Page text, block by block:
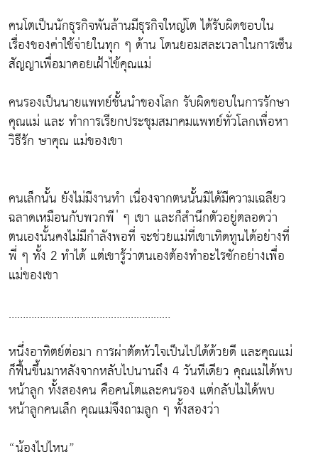
คนโตเป็นนักธุรกิจพันล้านมีธุรกิจใหญ่โต ได้รับผิดชอบใน
เรื่องของค่าใช้จ่ายในทุก ๆ ด้าน โดนยอมสละเวลาในการเซ็น
สัญญาเพื่อมาคอยเฝ้าไข้คุณแม่
คนรองเป็นนายแพทย์ชั้นนำของโลก รับผิดชอบในการรักษา
คุณแม่ และ ทำการเรียกประชุมสมาคมแพทย์ทั่วโลกเพื่อหา
วิธีรัก ษาคุณ แม่ของเขา
คนเล็กนั้น ยังไม่มีงานทำ เนื่องจากตนนั้นมิได้มีความเฉลียว
ฉลาดเหมือนกับพวกพี ่ ๆ เขา และก็สำนึกตัวอยู่ตลอดว่า
ตนเองนั้นคงไม่มีกำลังพอที่ จะช่วยแม่ที่เขาเทิดทูนได้อย่างที่
พี่ ๆ ทั้ง 2 ทำได้ แต่เขารู้ว่าตนเองต้องทำอะไรซักอย่างเพื่อ
แม่ของเขา
…………………………………………………
หนึ่งอาทิตย์ต่อมา การผ่าตัดหัวใจเป็นไปได้ด้วยดี และคุณแม่
ก็ฟื้นขึ้นมาหลังจากหลับไปนานถึง 4 วันทีเดียว คุณแม่ได้พบ
หน้าลูก ทั้งสองคน คือคนโตและคนรอง แต่กลับไม่ได้พบ
หน้าลูกคนเล็ก คุณแม่จึงถามลูก ๆ ทั้งสองว่า
“น้องไปไหน”